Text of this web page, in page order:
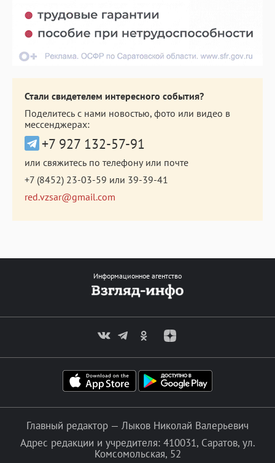
Стали свидетелем интересного события?
Поделитесь с нами новостью, фото или видео в
мессенджерах:
+7 927 132-57-91
или свяжитесь по телефону или почте
+7 (8452) 23-03-59 или 39-39-41
red.vzsar@gmail.com
Информационное агентство
Главный редактор — Лыков Николай Валерьевич
Адрес редакции и учредителя: 410031, Саратов, ул.
Комсомольская, 52